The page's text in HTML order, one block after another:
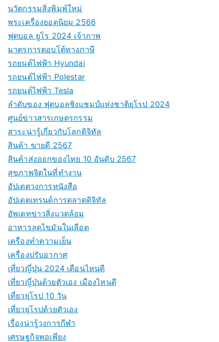
นวัตกรรมสิ่งพิมพ์ใหม่
พระเครื่องยอดนิยม 2566
ฟุตบอล ยูโร 2024 เจ้าภาพ
มาตรการตอบโต้ทางภาษี
รถยนต์ไฟฟ้า Hyundai
รถยนต์ไฟฟ้า Polestar
รถยนต์ไฟฟ้า Tesla
ลำดับของ ฟุตบอลชิงแชมป์แห่งชาติยุโรป 2024
ศูนย์ข่าวสารเกษตรกรรม
สาระน่ารู้เกี่ยวกับโลกดิจิทัล
สินค้า ขายดี 2567
สินค้าส่งออกของไทย 10 อันดับ 2567
สุขภาพจิตในที่ทำงาน
อัปเดตวงการหนังสือ
อัปเดตเทรนด์การตลาดดิจิทัล
อัพเดทข่าวสิ่งแวดล้อม
อาหารลดไขมันในเลือด
เครื่องทำความเย็น
เครื่องปรับอากาศ
เที่ยวญี่ปุ่น 2024 เดือนไหนดี
เที่ยวญี่ปุ่นด้วยตัวเอง เมืองไหนดี
เที่ยวยุโรป 10 วัน
เที่ยวยุโรปด้วยตัวเอง
เรื่องน่ารู้วงการกีฬา
เศรษฐกิจพอเพียง